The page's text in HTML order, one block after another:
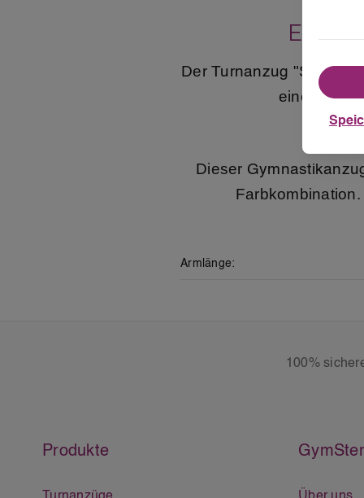
Der Turnanzug
eine
Dieser
Farbkombination.
Armlänge:
100%
Produkte